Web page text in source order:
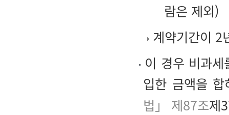
람은 제외)
계약기간이 2
이 경우 비과
입한 금액을
법」 제87조제